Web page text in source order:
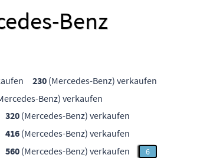
Benz
230 (Mercedes-Benz) verkaufen
Benz) verkaufen
320 (Mercedes-Benz) verkaufen
416 (Mercedes-Benz) verkaufen
560 (Mercedes-Benz) verkaufen 6